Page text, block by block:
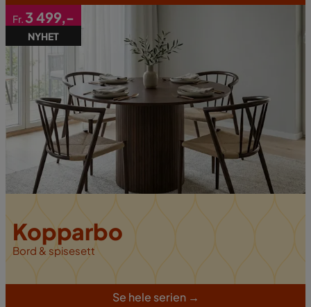
Fr. 3 499,-
NYHET
Kopparbo
Bord & spisesett
Se hele serien→